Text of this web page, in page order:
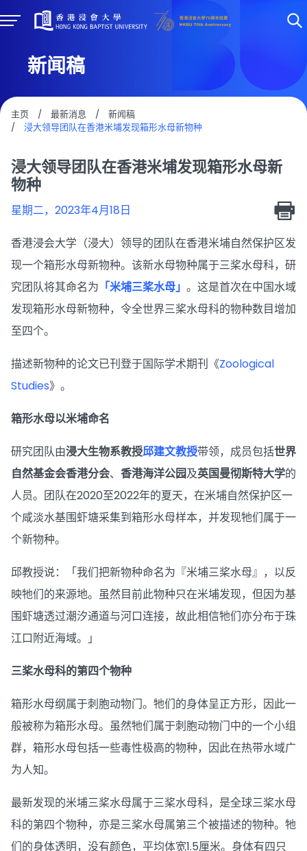
新闻稿
主页 / 最新消息 /
新闻稿
/
浸大领导团队在香港米埔发现箱形水母新物种
浸大领导团队在香港米埔发现箱形水母新
物种
星期二，2023年4月18日
香港浸会大学（浸大）领导的团队在香港米埔自然保护区发
现一个箱形水母新物种。该新水母物种属于三桨水母科，研
究团队将其命名为 「米埔三桨水母」 。这是首次在中国水域
发现箱形水母新物种，令全世界三桨水母科的物种数目增加
至四个。
描述新物种的论文已刊登于国际学术期刊《Zoological
Studies》。
箱形水母以米埔命名
研究团队由浸大生物系教授邱建文教授带领，成员包括世界
自然基金会香港分会、 香港海洋公园及英国曼彻斯特大学的
人员。团队在2020至2022年的夏天，在米埔自然保护区一
个咸淡水基围虾塘采集到箱形水母样本，并发现牠们属于一
个新物种。
邱教授说：「我们把新物种命名为『米埔三桨水母』，以反
映牠们的来源地。虽然目前此物种只在米埔发现，但因为基
围虾塘透过潮汐通道与河口连接，故此相信牠们亦分布于珠
江口附近海域。」
三桨水母科的第四个物种
箱形水母纲属于刺胞动物门。牠们的身体呈正方形，因此一
般被称为箱形水母。虽然牠们属于刺胞动物门中的一个小组
群，箱形水母包括一些毒性极高的物种，因此在热带水域广
为人知。
最新发现的米埔三桨水母属于三桨水母科，是全球三桨水母
科的第四个物种，亦是三桨水母属第三个被描述的物种。牠
们的身体透明，没有颜色，平均体宽1.5厘米。身体有四只